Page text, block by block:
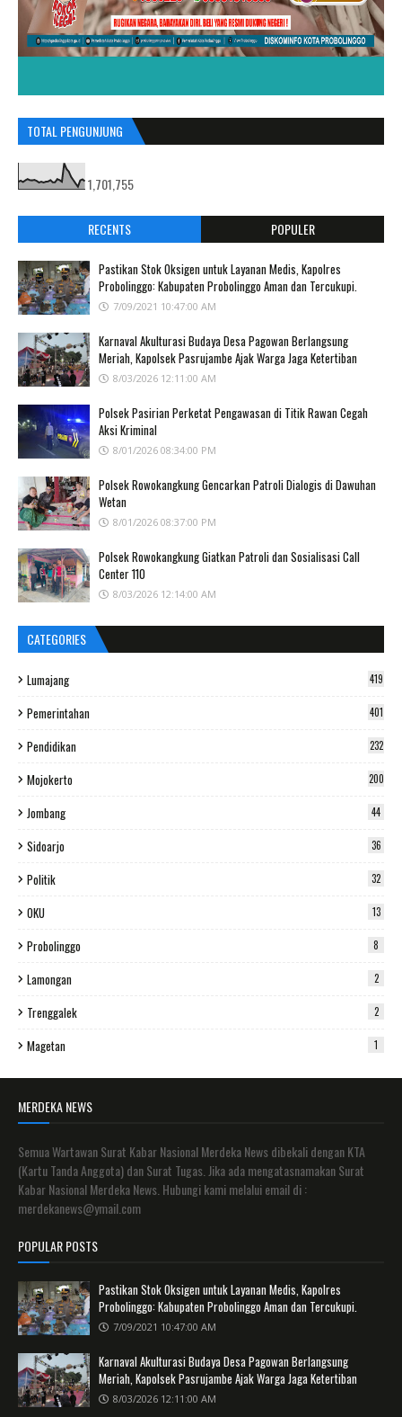
TOTAL PENGUNJUNG
1,701,755
RECENTS POPULER
Pastikan Stok Oksigen untuk Layanan Medis, Kapolres
Probolinggo: Kabupaten Probolinggo Aman dan Tercukupi.
7/09/2021 10:47:00 AM
Karnaval Akulturasi Budaya Desa Pagowan Berlangsung
Meriah, Kapolsek Pasrujambe Ajak Warga Jaga Ketertiban
8/03/2026 12:11:00 AM
Polsek Pasirian Perketat Pengawasan di Titik Rawan Cegah
Aksi Kriminal
8/01/2026 08:34:00 PM
Polsek Rowokangkung Gencarkan Patroli Dialogis di Dawuhan
Wetan
8/01/2026 08:37:00 PM
Polsek Rowokangkung Giatkan Patroli dan Sosialisasi Call
Center 110
8/03/2026 12:14:00 AM
CATEGORIES
Lumajang 419
Pemerintahan 401
Pendidikan 232
Mojokerto 200
Jombang 44
Sidoarjo 36
Politik 32
OKU 13
Probolinggo 8
Lamongan 2
Trenggalek 2
Magetan 1
MERDEKA NEWS
Semua Wartawan Surat Kabar Nasional Merdeka News dibekali dengan KTA
(Kartu Tanda Anggota) dan Surat Tugas. Jika ada mengatasnamakan Surat
Kabar Nasional Merdeka News. Hubungi kami melalui email di :
merdekanews@ymail.com
POPULAR POSTS
Pastikan Stok Oksigen untuk Layanan Medis, Kapolres
Probolinggo: Kabupaten Probolinggo Aman dan Tercukupi.
7/09/2021 10:47:00 AM
Karnaval Akulturasi Budaya Desa Pagowan Berlangsung
Meriah, Kapolsek Pasrujambe Ajak Warga Jaga Ketertiban
8/03/2026 12:11:00 AM